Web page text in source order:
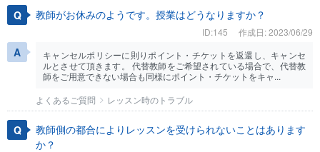
教師がお休みのようです。授業はどうなりますか？
ID:145
作成日: 2023/06/29
キャンセルポリシーに則りポイント・チケットを返還し、キャンセ
ルとさせて頂きます。 代替教師をご希望されている場合で、代替教
師をご用意できない場合も同様にポイント・チケットをキャ...
よくあるご質問
レッスン時のトラブル
教師側の都合によりレッスンを受けられないことはあります
か？